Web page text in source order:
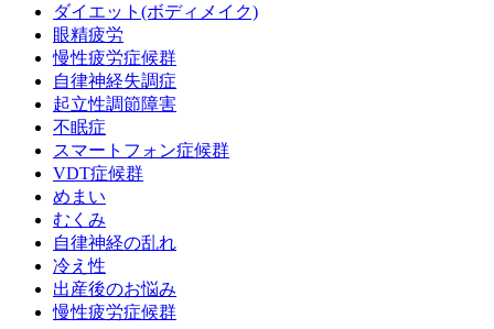
ダイエット(ボディメイク)
眼精疲労
慢性疲労症候群
自律神経失調症
起立性調節障害
不眠症
スマートフォン症候群
VDT症候群
めまい
むくみ
自律神経の乱れ
冷え性
出産後のお悩み
慢性疲労症候群